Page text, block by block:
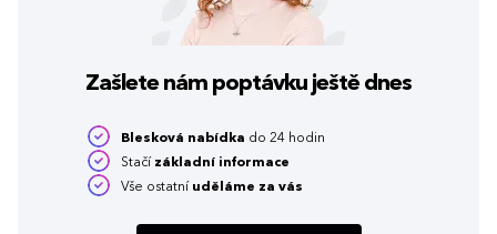
Zašlete nám poptávku ještě dnes
Blesková nabídka do 24 hodin
Stačí základní informace
Vše ostatní uděláme za vás